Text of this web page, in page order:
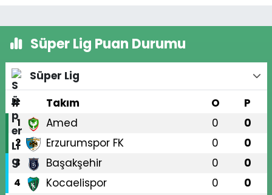
Süper Lig Puan Durumu
Süper Lig
#
Takım O P
1 Amed 0 0
2 Erzurumspor FK 0 0
3 Başakşehir 0 0
4 Kocaelispor 0 0